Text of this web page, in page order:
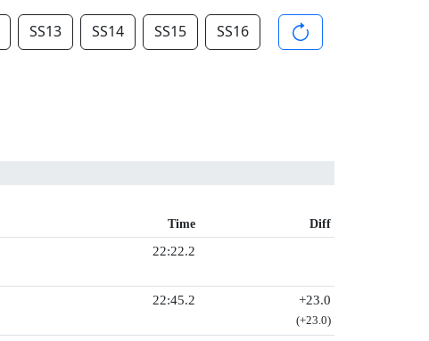
SS13 SS14 SS15 SS16
Time Diff
22:22.2
22:45.2 +23.0
(+23.0)